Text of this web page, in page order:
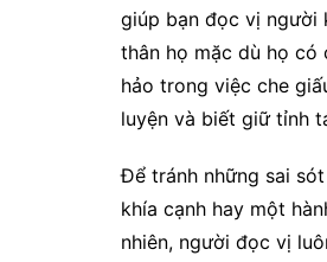
giúp bạn đọc vị người
thân họ mặc dù họ có
hảo trong việc che
luyện và biết giữ tỉnh
Để tránh những sai
khía cạnh hay một
nhiên, người đọc vị